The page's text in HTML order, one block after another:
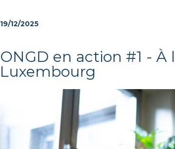
19/12/2025
ONGD en action #1 - À
Luxembourg